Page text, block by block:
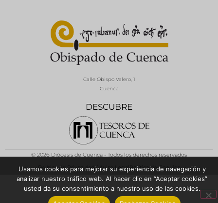
DESCUBRE
Calle Obispo Valero, 1
Cuenca
© 2026 Diócesis de Cuenca - Todos los derechos reservados
Política de Privacidad / Aviso LegalPolítica de Cookies
Usamos cookies para mejorar su experiencia de navegación y
analizar nuestro tráfico web. Al hacer clic en “Aceptar cookies”
usted da su consentimiento a nuestro uso de las cookies.